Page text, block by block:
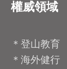
權威領域
＊登山教育
＊海外健行